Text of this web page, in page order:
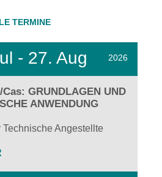
TERMINE
- 27. Aug 2026
Cas: GRUNDLAGEN UND
ANWENDUNG
Technische Angestellte